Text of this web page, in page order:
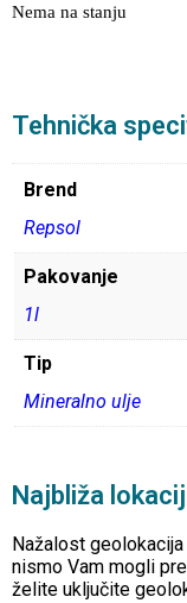
Nema na stanju
Tehnička
Brend
Repsol
Pakovanje
1l
Tip
Mineralno ulje
Najbliža
Nažalost
nismo Vam mogli
želite uključite